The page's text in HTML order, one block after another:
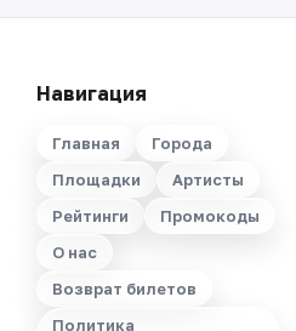
Навигация
Главная
Города
Площадки
Артисты
Рейтинги
Промокоды
О нас
Возврат билетов
Политика